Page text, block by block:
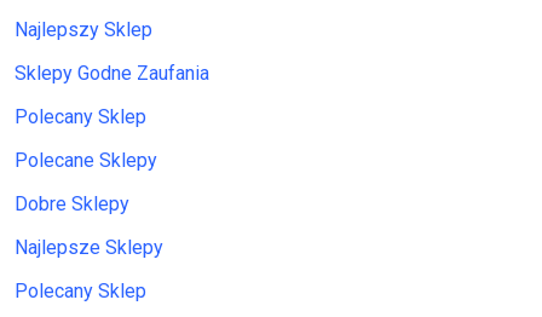
Najlepszy Sklep
Sklepy Godne Zaufania
Polecany Sklep
Polecane Sklepy
Dobre Sklepy
Najlepsze Sklepy
Polecany Sklep